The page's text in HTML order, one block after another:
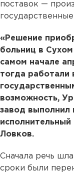
поставок —
государственные
«Решение
больниц в
самом начале
тогда работали
возможность,
завод выполнил
Ловков.
Сначала речь
сроки были